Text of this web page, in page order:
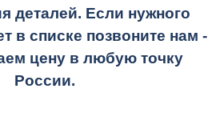
деталей. Если нужного
в списке позвоните нам -
цену в любую точку
России.